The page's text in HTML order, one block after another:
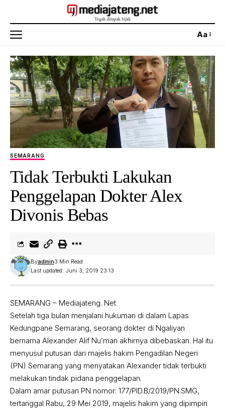
Aa
SEMARANG
Tidak Terbukti Lakukan
Penggelapan Dokter Alex
Divonis Bebas
Last updated: Juni 3, 2019 23:13
Byadmin3 Min Read
SEMARANG – Mediajateng. Net
Setelah tiga bulan menjalani hukuman di dalam Lapas
Kedungpane Semarang, seorang dokter di Ngaliyan
bernama Alexander Alif Nu’man akhirnya dibebaskan. Hal itu
menyusul putusan dari majelis hakim Pengadilan Negeri
(PN) Semarang yang menyatakan Alexander tidak terbukti
melakukan tindak pidana penggelapan.
Dalam amar putusan PN nomor: 177/PID.B/2019/PN.SMG,
tertanggal Rabu, 29 Mei 2019, majelis hakim yang dipimpin